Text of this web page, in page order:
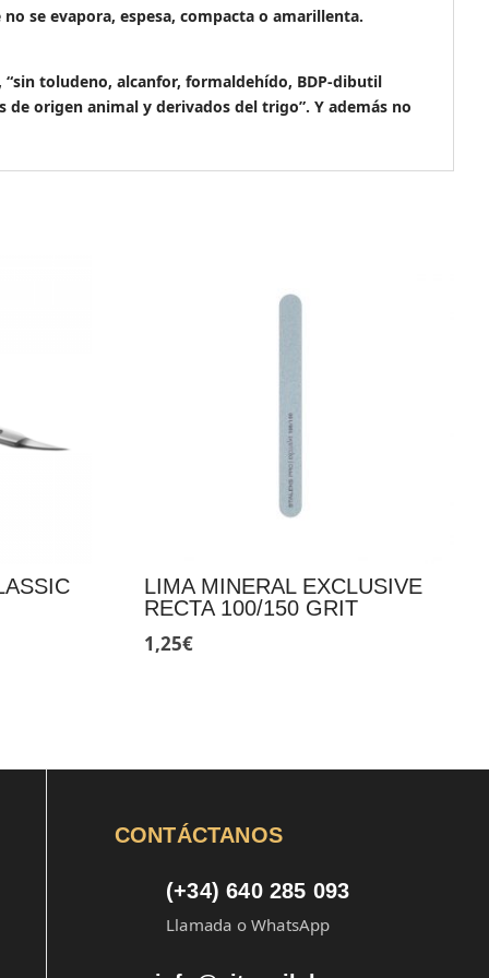
se evapora, espesa, compacta o amarillenta.
-, “sin toludeno, alcanfor, formaldehído, BDP-dibutil
origen animal y derivados del trigo”. Y además no
LIMA MINERAL EXCLUSIVE
RECTA 100/150 GRIT
1,25€
CONTÁCTANOS
(+34) 640 285 093
Llamada o WhatsApp